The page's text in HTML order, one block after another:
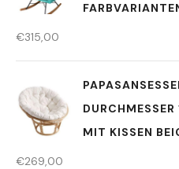
€315,00
MIT KISSEN
€269,00